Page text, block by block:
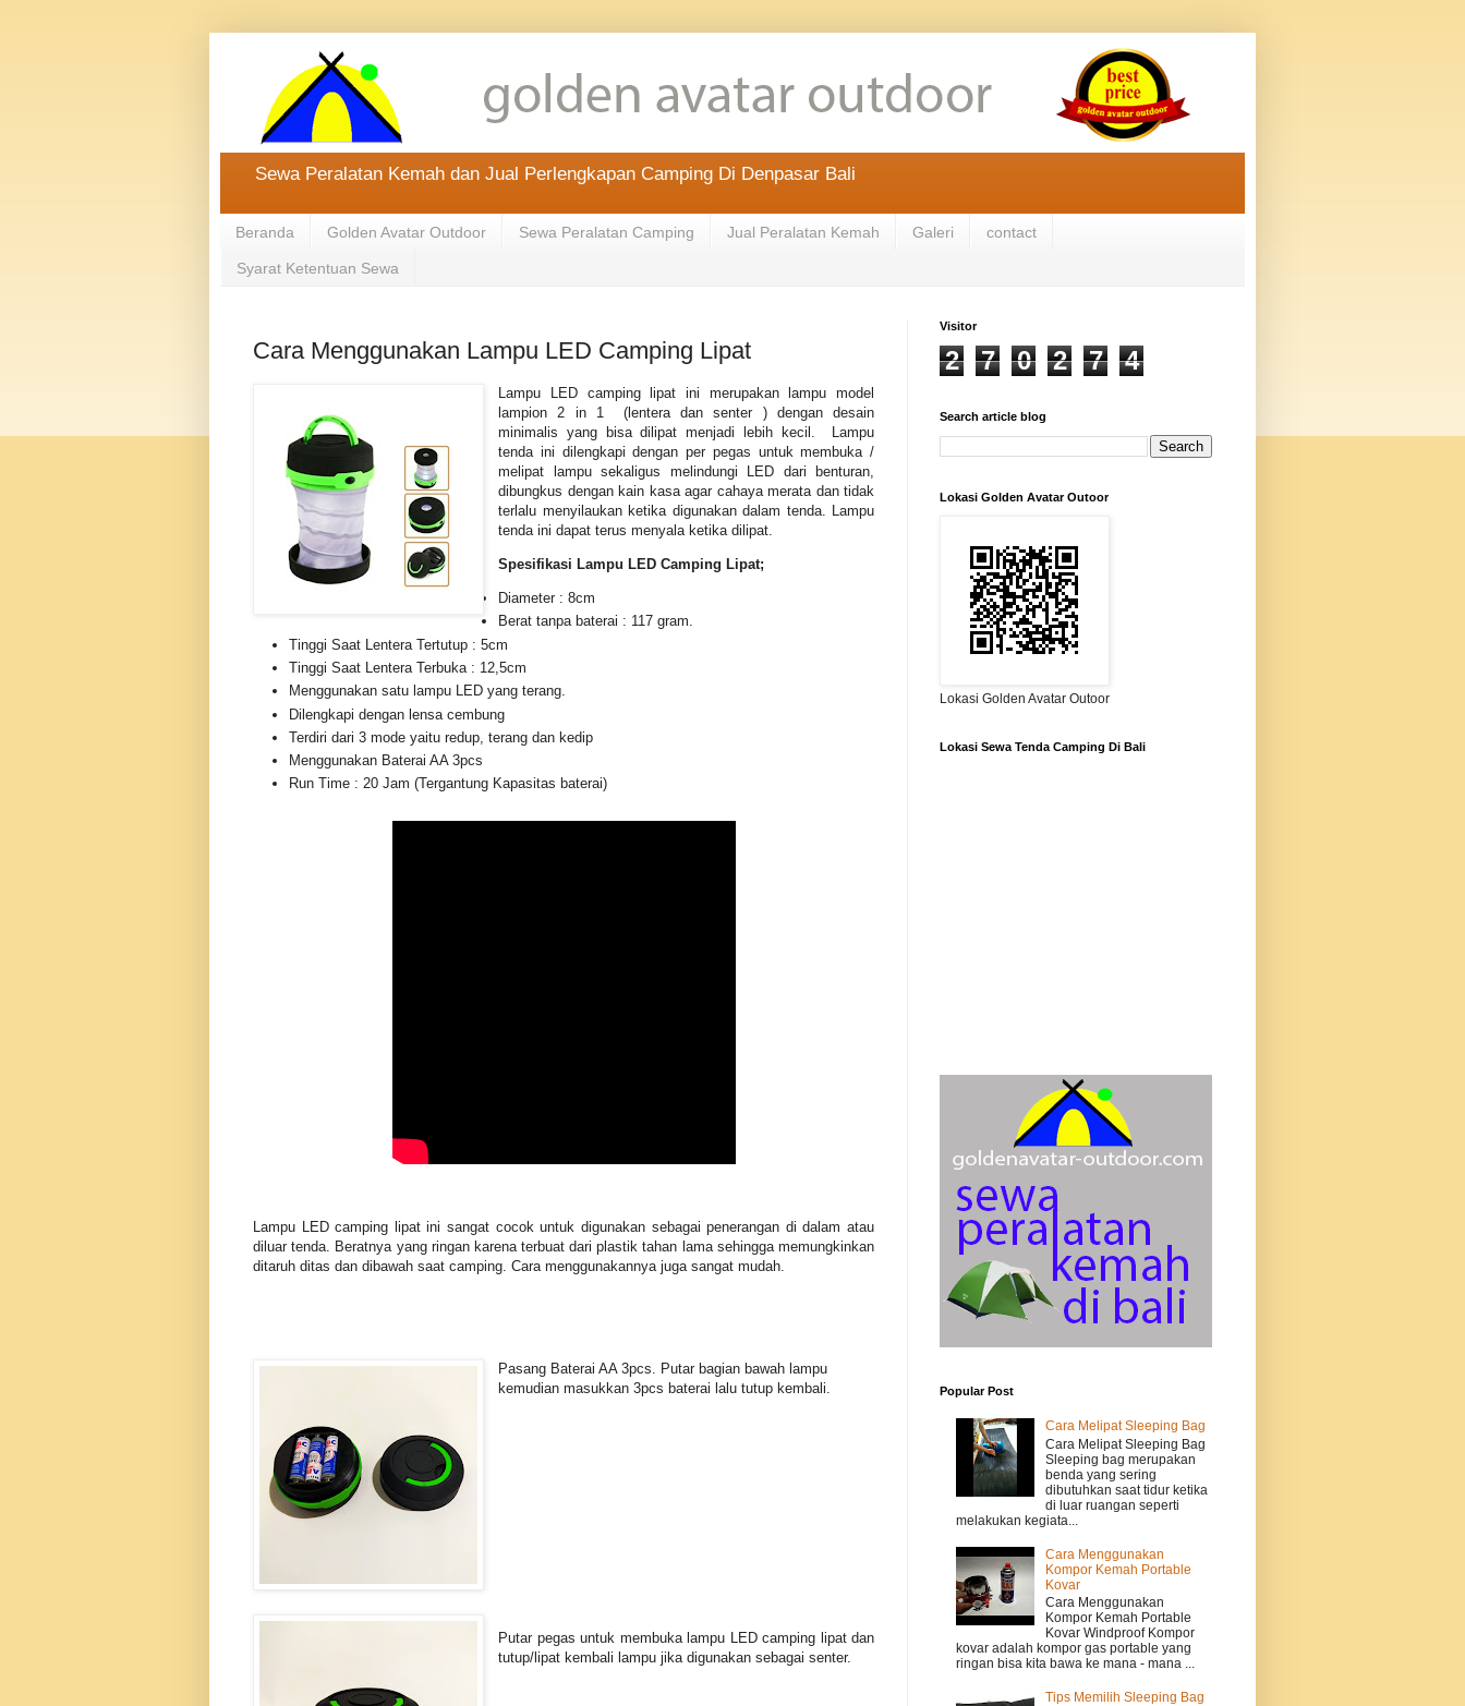
Sewa Peralatan Kemah dan Jual Perlengkapan Camping Di Denpasar Bali
Beranda Golden Avatar Outdoor Sewa Peralatan Camping Jual Peralatan Kemah Galeri contact
Syarat Ketentuan Sewa
Cara Menggunakan Lampu LED Camping Lipat
Lampu LED camping lipat ini merupakan lampu model
lampion 2 in 1 (lentera dan senter ) dengan desain
minimalis yang bisa dilipat menjadi lebih kecil. Lampu
tenda ini dilengkapi dengan per pegas untuk membuka /
melipat lampu sekaligus melindungi LED dari benturan,
dibungkus dengan kain kasa agar cahaya merata dan tidak
terlalu menyilaukan ketika digunakan dalam tenda. Lampu
tenda ini dapat terus menyala ketika dilipat.
Spesifikasi Lampu LED Camping Lipat;
Diameter : 8cm
Berat tanpa baterai : 117 gram.
Tinggi Saat Lentera Tertutup : 5cm
Tinggi Saat Lentera Terbuka : 12,5cm
Menggunakan satu lampu LED yang terang.
Dilengkapi dengan lensa cembung
Terdiri dari 3 mode yaitu redup, terang dan kedip
Menggunakan Baterai AA 3pcs
Run Time : 20 Jam (Tergantung Kapasitas baterai)
Lampu LED camping lipat ini sangat cocok untuk digunakan sebagai penerangan di dalam atau
diluar tenda. Beratnya yang ringan karena terbuat dari plastik tahan lama sehingga memungkinkan
ditaruh ditas dan dibawah saat camping. Cara menggunakannya juga sangat mudah.
Pasang Baterai AA 3pcs. Putar bagian bawah lampu
kemudian masukkan 3pcs baterai lalu tutup kembali.
Putar pegas untuk membuka lampu LED camping lipat dan
tutup/lipat kembali lampu jika digunakan sebagai senter.
Visitor
2 7 0 2 7 4
Search article blog
Lokasi Golden Avatar Outoor
Lokasi Golden Avatar Outoor
Lokasi Sewa Tenda Camping Di Bali
Popular Post
Cara Melipat Sleeping Bag
Cara Melipat Sleeping Bag
Sleeping bag merupakan
benda yang sering
dibutuhkan saat tidur ketika
di luar ruangan seperti
melakukan kegiata...
Cara Menggunakan
Kompor Kemah Portable
Kovar
Cara Menggunakan
Kompor Kemah Portable
Kovar Windproof Kompor
kovar adalah kompor gas portable yang
ringan bisa kita bawa ke mana - mana ...
Tips Memilih Sleeping Bag